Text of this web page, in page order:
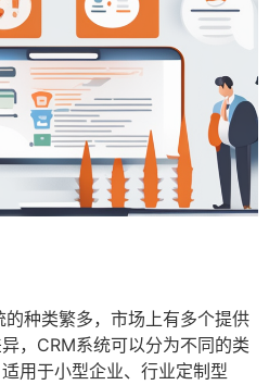
种类繁多，市场上有多个提供
，CRM系统可以分为不同的类
用于小型企业、行业定制型